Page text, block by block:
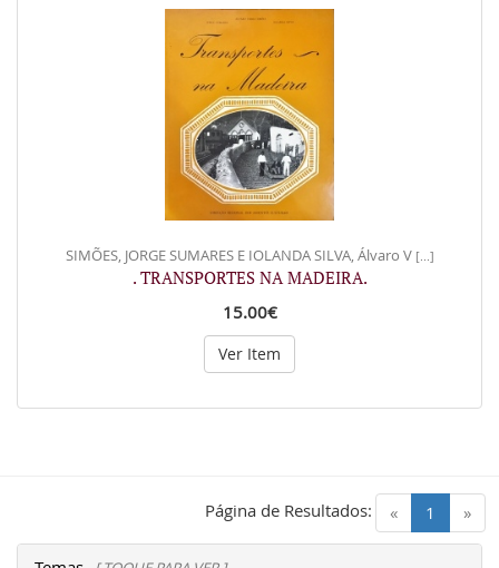
SIMÕES, JORGE SUMARES E IOLANDA SILVA, Álvaro V [...]
. TRANSPORTES NA MADEIRA.
15.00€
Ver Item
« 1 (current)
»
Página de Resultados: